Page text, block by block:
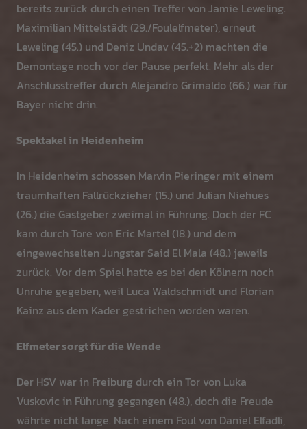
bereits zurück durch einen Treffer von Jamie Leweling.
Maximilian Mittelstädt (29./Foulelfmeter), erneut
Leweling (45.) und Deniz Undav (45.+2) machten die
Demontage noch vor der Pause perfekt. Mehr als der
Anschlusstreffer durch Alejandro Grimaldo (66.) war für
Bayer nicht drin.
Spektakel in Heidenheim
In Heidenheim schossen Marvin Pieringer mit einem
traumhaften Fallrückzieher (15.) und Julian Niehues
(26.) die Gastgeber zweimal in Führung. Doch der FC
kam durch Tore von Eric Martel (18.) und dem
eingewechselten Jungstar Said El Mala (48.) jeweils
zurück. Vor dem Spiel hatte es bei den Kölnern noch
Unruhe gegeben, weil Luca Waldschmidt und Florian
Kainz aus dem Kader gestrichen worden waren.
Elfmeter sorgt für die Wende
Der HSV war in Freiburg durch ein Tor von Luka
Vuskovic in Führung gegangen (48.), doch die Freude
währte nicht lange. Nach einem Foul von Daniel Elfadli,